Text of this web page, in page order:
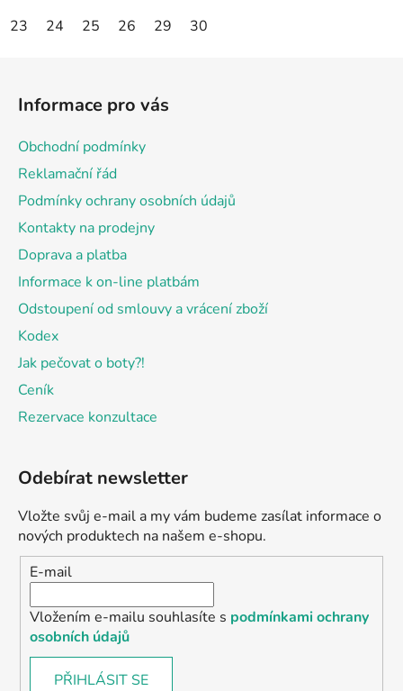
23 24 25 26 29 30
Informace pro vás
Obchodní podmínky
Reklamační řád
Podmínky ochrany osobních údajů
Kontakty na prodejny
Doprava a platba
Informace k on-line platbám
Odstoupení od smlouvy a vrácení zboží
Kodex
Jak pečovat o boty?!
Ceník
Rezervace konzultace
Odebírat newsletter
Vložte svůj e-mail a my vám budeme zasílat informace o
nových produktech na našem e-shopu.
E-mail
Vložením e-mailu souhlasíte s podmínkami ochrany
osobních údajů
PŘIHLÁSIT SE